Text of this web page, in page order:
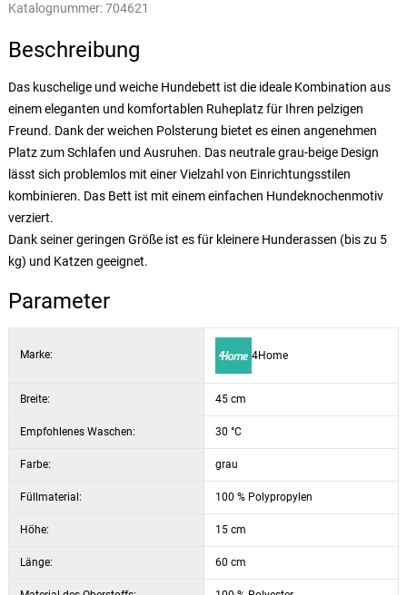
Katalognummer:704621
Beschreibung
Das kuschelige und weiche Hundebett ist die ideale Kombination aus
einem eleganten und komfortablen Ruheplatz für Ihren pelzigen
Freund. Dank der weichen Polsterung bietet es einen angenehmen
Platz zum Schlafen und Ausruhen. Das neutrale grau-beige Design
lässt sich problemlos mit einer Vielzahl von Einrichtungsstilen
kombinieren. Das Bett ist mit einem einfachen Hundeknochenmotiv
verziert.
Dank seiner geringen Größe ist es für kleinere Hunderassen (bis zu 5
kg) und Katzen geeignet.
Parameter
Marke: 4Home
Breite: 45 cm
Empfohlenes Waschen: 30 °C
Farbe: grau
Füllmaterial: 100 % Polypropylen
Höhe: 15 cm
Länge: 60 cm